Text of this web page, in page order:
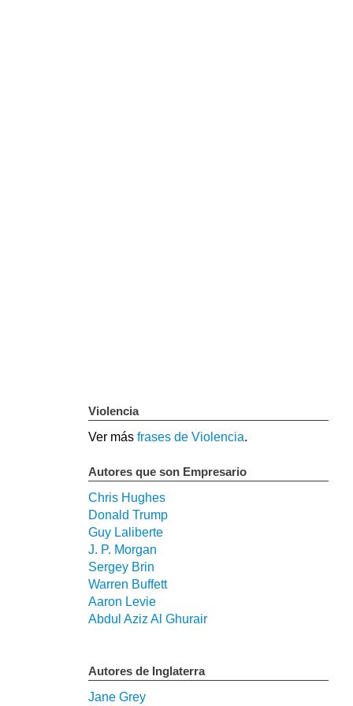
Violencia
Ver más frases de Violencia.
Autores que son Empresario
Chris Hughes
Donald Trump
Guy Laliberte
J. P. Morgan
Sergey Brin
Warren Buffett
Aaron Levie
Abdul Aziz Al Ghurair
Autores de Inglaterra
Jane Grey